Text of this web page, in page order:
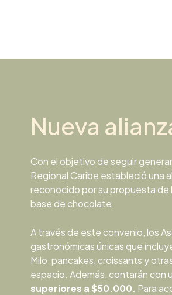
Nueva
Con el objetivo de seguir
Regional Caribe estableció una
reconocido por su propuesta
base de chocolate.
A través de este convenio, los
gastronómicas únicas que
Milo, pancakes, croissants y
espacio. Además, contarán con
superiores a $50.000. Para